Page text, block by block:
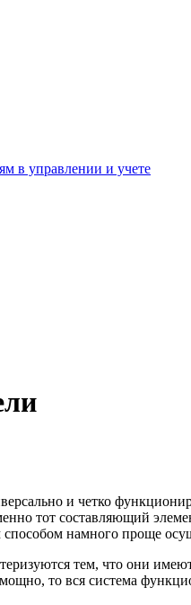
в управлении и учете
и четко
тот составляющий
намного проще
тем, что они
мощно, то вся система